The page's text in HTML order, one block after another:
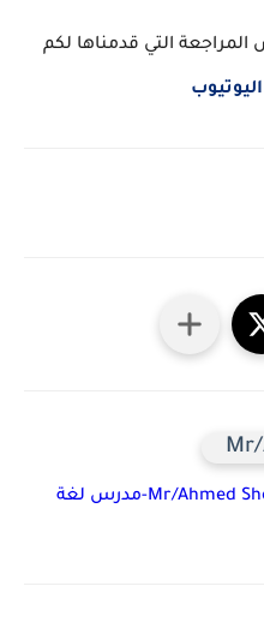
التي قدمناها لكم
مستر أحمد شتا -Mr/Ahmed Sheta-مدرس لغة